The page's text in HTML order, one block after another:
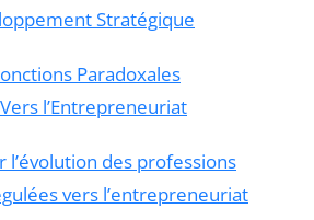
Stratégique
Paradoxales
l’Entrepreneuriat
l’évolution des professions
vers l’entrepreneuriat